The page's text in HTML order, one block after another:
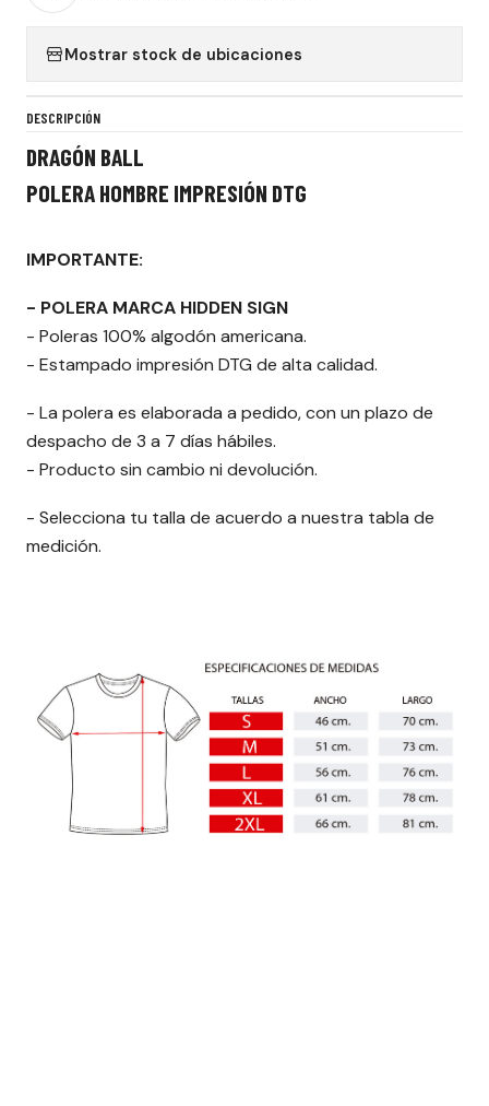
Mostrar stock de ubicaciones
DESCRIPCIÓN
DRAGÓN BALL
POLERA HOMBRE IMPRESIÓN DTG
IMPORTANTE:
- POLERA MARCA HIDDEN SIGN
- Poleras 100% algodón americana.
- Estampado impresión DTG de alta calidad.
- La polera es elaborada a pedido, con un plazo de
despacho de 3 a 7 días hábiles.
- Producto sin cambio ni devolución.
- Selecciona tu talla de acuerdo a nuestra tabla de
medición.